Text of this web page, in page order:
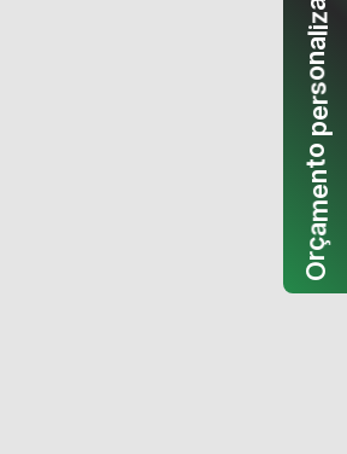
O
r
ç
a
m
e
n
t
o
p
e
r
s
o
n
a
l
i
z
a